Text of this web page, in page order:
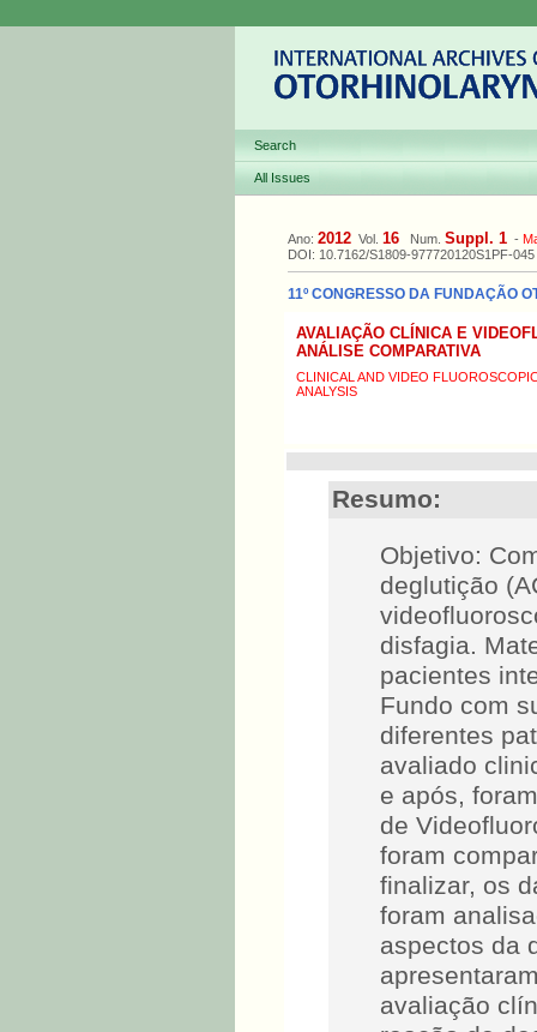
Search
All Issues
Ano: 2012 Vol. 16 Num. Suppl. 1 -
DOI: 10.7162/S1809-977720120S1PF-045
11º CONGRESSO DA FUNDAÇÃO
AVALIAÇÃO CLÍNICA E
ANÁLISE COMPARATIVA
CLINICAL AND VIDEO
ANALYSIS
Resumo:
Objetivo:
deglutição
disfagia.
pacientes
Fundo com
diferentes
avaliado
e após,
de
foram
finalizar, os
foram
aspectos da
avaliação